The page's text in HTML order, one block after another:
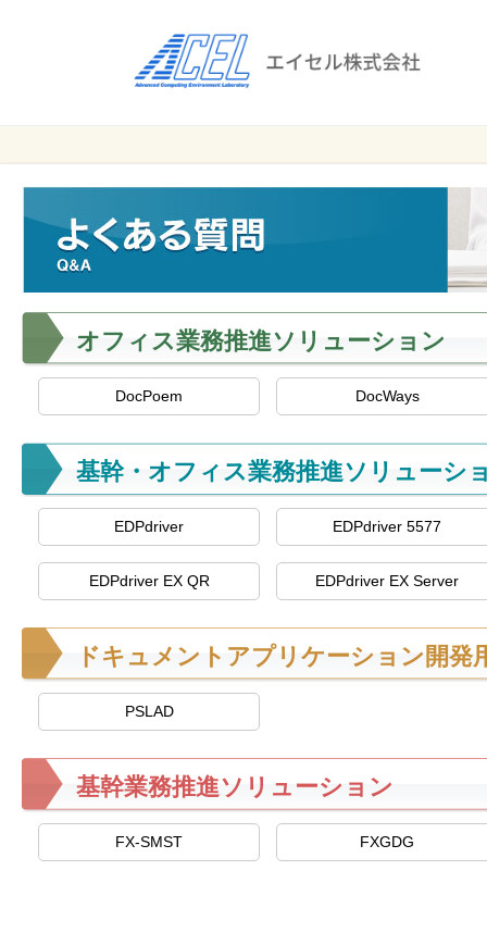
株式会社
の
効
化
と
コ
ス
削
減
支
オフィス業務推進ソリューション
DocPoem DocWays
基幹・オフィス業務推進ソリューシ
EDPdriver EDPdriver 5577
EDPdriver EX QR EDPdriver EX Server
ドキュメントアプリケーション開発
PSLAD
基幹業務推進ソリューション
FX-SMST FXGDG
セ
株
式
会